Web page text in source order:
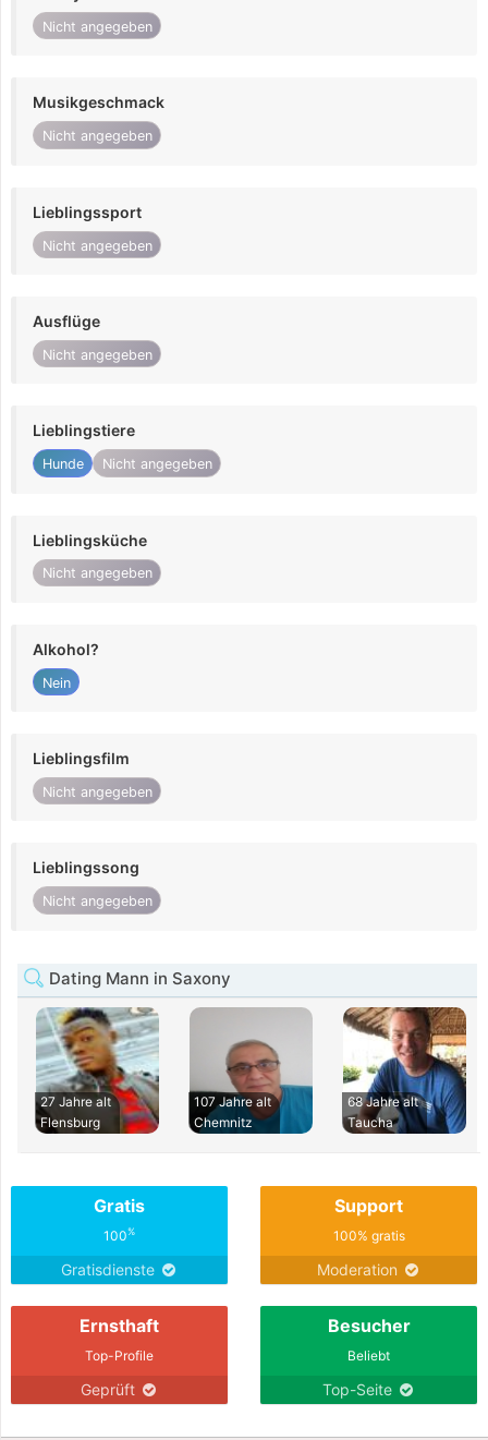
Nicht angegeben
Musikgeschmack
Nicht angegeben
Lieblingssport
Nicht angegeben
Ausflüge
Nicht angegeben
Lieblingstiere
Hunde Nicht angegeben
Lieblingsküche
Nicht angegeben
Alkohol?
Nein
Lieblingsfilm
Nicht angegeben
Lieblingssong
Nicht angegeben
Dating Mann in Saxony
27 Jahre alt
Flensburg
107 Jahre alt
Chemnitz
68 Jahre alt
Taucha
Gratis
100%
Gratisdienste
Support
100% gratis
Moderation
Ernsthaft
Top-Profile
Geprüft
Besucher
Beliebt
Top-Seite